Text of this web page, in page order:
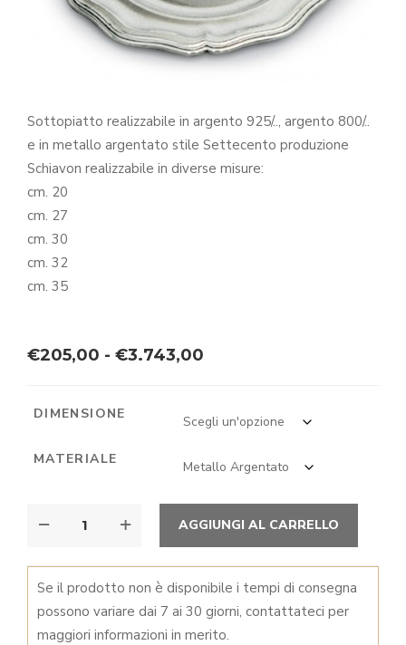
Sottopiatto realizzabile in argento 925/.., argento 800/..
e in metallo argentato stile Settecento produzione
Schiavon realizzabile in diverse misure:
cm. 20
cm. 27
cm. 30
cm. 32
cm. 35
€205,00 - €3.743,00
€205,00
€3.743,00
DIMENSIONE
MATERIALE
QUANTITÀ
AGGIUNGI AL CARRELLO
Se il prodotto non è disponibile i tempi di consegna
possono variare dai 7 ai 30 giorni, contattateci per
maggiori informazioni in merito.